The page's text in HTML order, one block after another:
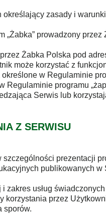
określający zasady i
„Żabka” prowadzony
Żabka Polska pod
może korzystać z
w Regulaminie
programu
Serwis lub
Z SERWISU
szczególności prezentacji
publikowanych
zakres usług
korzystania przez
sporów.